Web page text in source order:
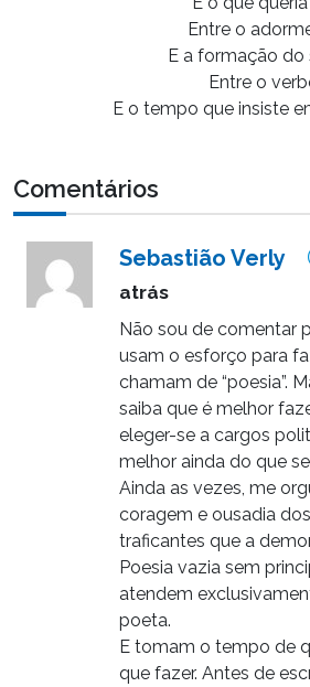
Entre o
E a formação do
Entre o
E o tempo que insiste
Comentários
Sebastião Verly
atrás
Não sou de comentar
usam o esforço para
chamam de “poesia”.
saiba que é melhor
eleger-se a cargos
melhor ainda do que
Ainda as vezes, me
coragem e ousadia
traficantes que a
Poesia vazia sem
atendem
poeta.
E tomam o tempo de
que fazer. Antes de